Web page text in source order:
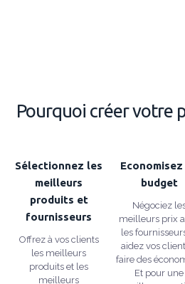
Pourquoi créer votre
Sélectionnez les
meilleurs
produits et
fournisseurs
Offrez à vos clients
les meilleurs
produits et les
meilleurs
Economisez
budget
Négociez
meilleurs prix
les
aidez vos
faire des
Et pour une